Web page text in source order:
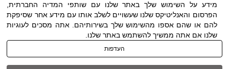
מידע על השימוש שלך באתר שלנו עם שותפי המדיה החברתית,
הפרסום והאנליטיקס שלנו שעשויים לשלב אותו עם מידע אחר שסיפקת
להם או שהם אספו מהשימוש שלך בשירותיהם. אתה מסכים לעוגיות
שלנו אם אתה ממשיך להשתמש באתר שלנו.
העדפות